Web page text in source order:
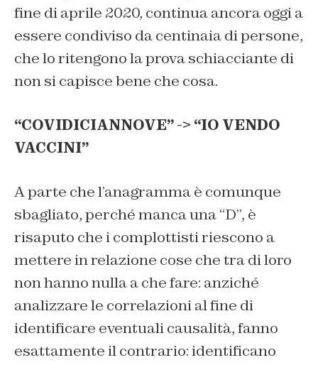
fine di aprile 2020, continua ancora oggi a
essere condiviso da centinaia di persone,
che lo ritengono la prova schiacciante di
non si capisce bene che cosa.
“COVIDICIANNOVE” -> “IO VENDO
VACCINI”
A parte che l’anagramma è comunque
sbagliato, perché manca una “D”, è
risaputo che i complottisti riescono a
mettere in relazione cose che tra di loro
non hanno nulla a che fare: anziché
analizzare le correlazioni al fine di
identificare eventuali causalità, fanno
esattamente il contrario: identificano